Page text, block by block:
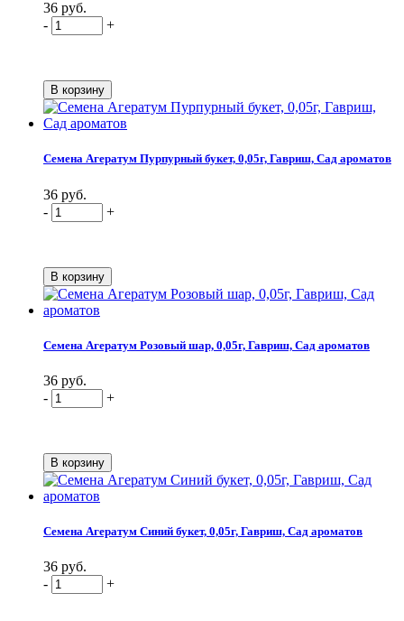
36 руб.
-
+
Семена Агератум Пурпурный букет, 0,05г, Гавриш, Сад ароматов
36 руб.
-
+
Семена Агератум Розовый шар, 0,05г, Гавриш, Сад ароматов
36 руб.
-
+
Семена Агератум Синий букет, 0,05г, Гавриш, Сад ароматов
36 руб.
-
+